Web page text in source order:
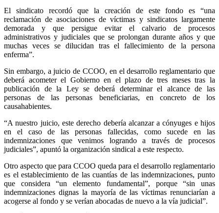
El sindicato recordó que la creación de este fondo es “una
reclamación de asociaciones de víctimas y sindicatos largamente
demorada y que persigue evitar el calvario de procesos
administrativos y judiciales que se prolongan durante años y que
muchas veces se dilucidan tras el fallecimiento de la persona
enferma”.
Sin embargo, a juicio de CCOO, en el desarrollo reglamentario que
deberá acometer el Gobierno en el plazo de tres meses tras la
publicación de la Ley se deberá determinar el alcance de las
personas de las personas beneficiarias, en concreto de los
causahabientes.
“A nuestro juicio, este derecho debería alcanzar a cónyuges e hijos
en el caso de las personas fallecidas, como sucede en las
indemnizaciones que venimos logrando a través de procesos
judiciales”, apuntó la organización sindical a este respecto.
Otro aspecto que para CCOO queda para el desarrollo reglamentario
es el establecimiento de las cuantías de las indemnizaciones, punto
que considera “un elemento fundamental”, porque “sin unas
indemnizaciones dignas la mayoría de las víctimas renunciarían a
acogerse al fondo y se verían abocadas de nuevo a la vía judicial”.